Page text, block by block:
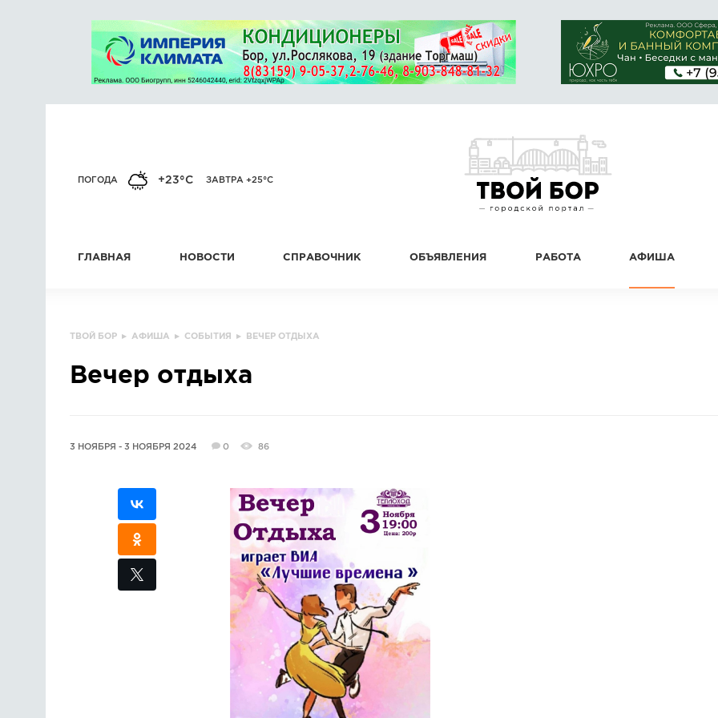
ПОГОДА +23°C ЗАВТРА +25°C
ГЛАВНАЯ НОВОСТИ СПРАВОЧНИК ОБЪЯВЛЕНИЯ РАБОТА АФИША
ТВОЙ БОР ▸ АФИША ▸ СОБЫТИЯ ▸ ВЕЧЕР ОТДЫХА
Вечер отдыха
3 НОЯБРЯ - 3 НОЯБРЯ 2024 0 86